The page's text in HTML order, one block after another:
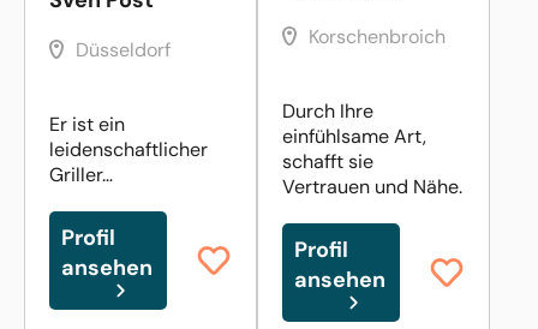
Düsseldorf
Er ist ein
leidenschaftlicher
Griller…
Profil
ansehen
Korschenbroich
Durch Ihre
einfühlsame Art,
schafft sie
Vertrauen und Nähe.
Profil
ansehen